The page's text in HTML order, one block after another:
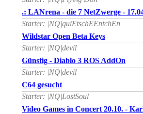
.: LANrena - die 7 NetZwerge -
Starter: |NQ|quiEtschEEntchEn
Wildstar Open Beta Keys
Starter: |NQ|devil
Günstig - Diablo 3 ROS AddOn
Starter: |NQ|devil
C64 gesucht
Starter: |NQ|LostSoul
Video Games in Concert 20.10. -